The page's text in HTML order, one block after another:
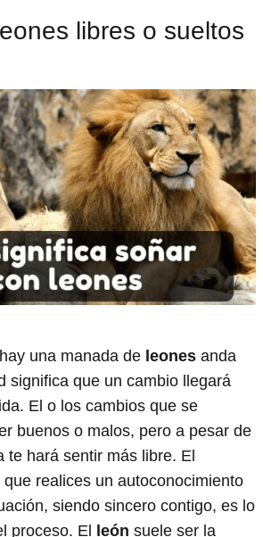
libres o sueltos
una manada de leones anda
significa que un cambio llegará
El o los cambios que se
buenos o malos, pero a pesar de
te hará sentir más libre. El
realices un autoconocimiento
siendo sincero contigo, es lo
proceso. El león suele ser la